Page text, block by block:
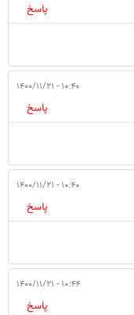
پاسخ
۱۰:۴۰ - ۱۴۰۰/۱۱/۲۱
پاسخ
۱۰:۴۰ - ۱۴۰۰/۱۱/۲۱
پاسخ
۱۰:۴۴ - ۱۴۰۰/۱۱/۲۱
پاسخ